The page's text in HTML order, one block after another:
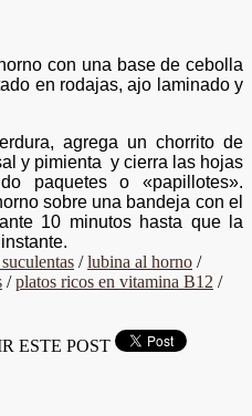
con una base de cebolla
en rodajas, ajo laminado y
agrega un chorrito de
y pimienta y cierra las hojas
paquetes o «papillotes».
sobre una bandeja con el
10 minutos hasta que la
/lubina al horno /
/platos ricos en vitamina B12 /
ESTE POST